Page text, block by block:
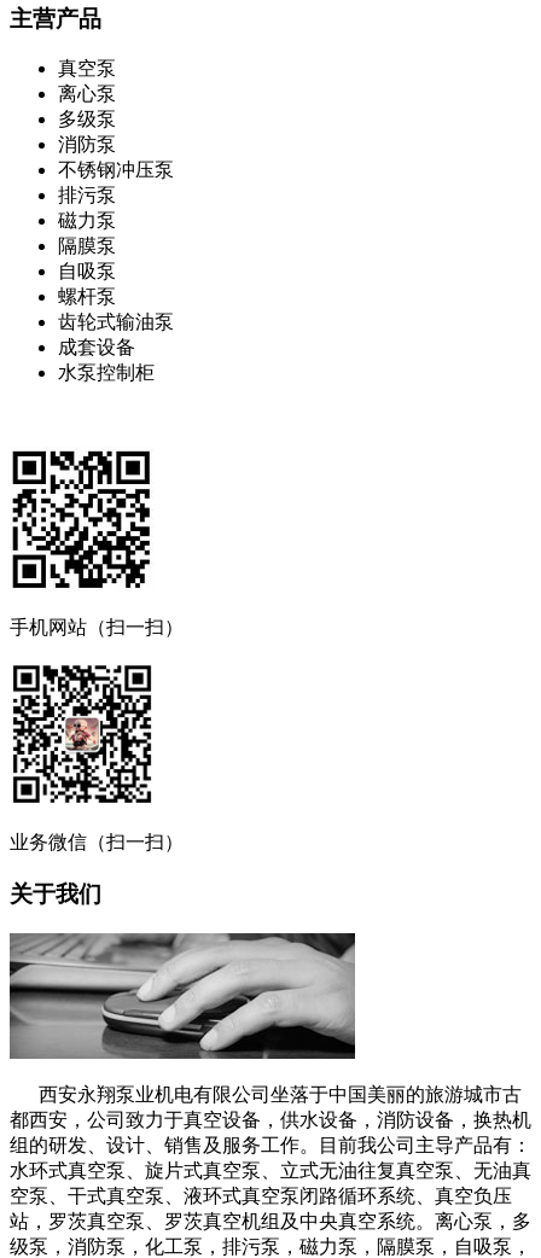
主营产品
真空泵
离心泵
多级泵
消防泵
不锈钢冲压泵
排污泵
磁力泵
隔膜泵
自吸泵
螺杆泵
齿轮式输油泵
成套设备
水泵控制柜
手机网站（扫一扫）
业务微信（扫一扫）
关于我们
西安永翔泵业机电有限公司坐落于中国美丽的旅游城市古
都西安，公司致力于真空设备，供水设备，消防设备，换热机
组的研发、设计、销售及服务工作。目前我公司主导产品有：
水环式真空泵、旋片式真空泵、立式无油往复真空泵、无油真
空泵、干式真空泵、液环式真空泵闭路循环系统、真空负压
站，罗茨真空泵、罗茨真空机组及中央真空系统。离心泵，多
级泵，消防泵，化工泵，排污泵，磁力泵，隔膜泵，自吸泵，